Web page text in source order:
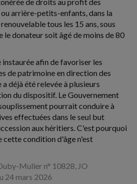
arrière-petits-enfants, dans la
tous les 15 ans, sous
le donateur soit âgé de moins de 80
afin de favoriser les
de patrimoine en direction des
déjà été relevée à plusieurs
du dispositif. Le Gouvernement
pourrait conduire à
effectuées dans le seul but
aux héritiers. C'est pourquoi
cette condition d'âge n'est
Muller n° 10828, JO
24 mars 2026